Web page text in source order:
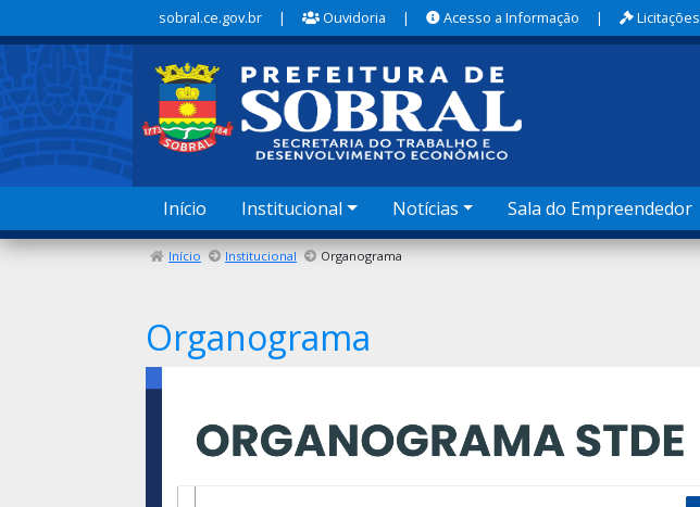
sobral.ce.gov.br | Ouvidoria | Acesso a Informação | Licitações
Início Institucional Notícias Sala do Empreendedor
Início Institucional Organograma
Organograma